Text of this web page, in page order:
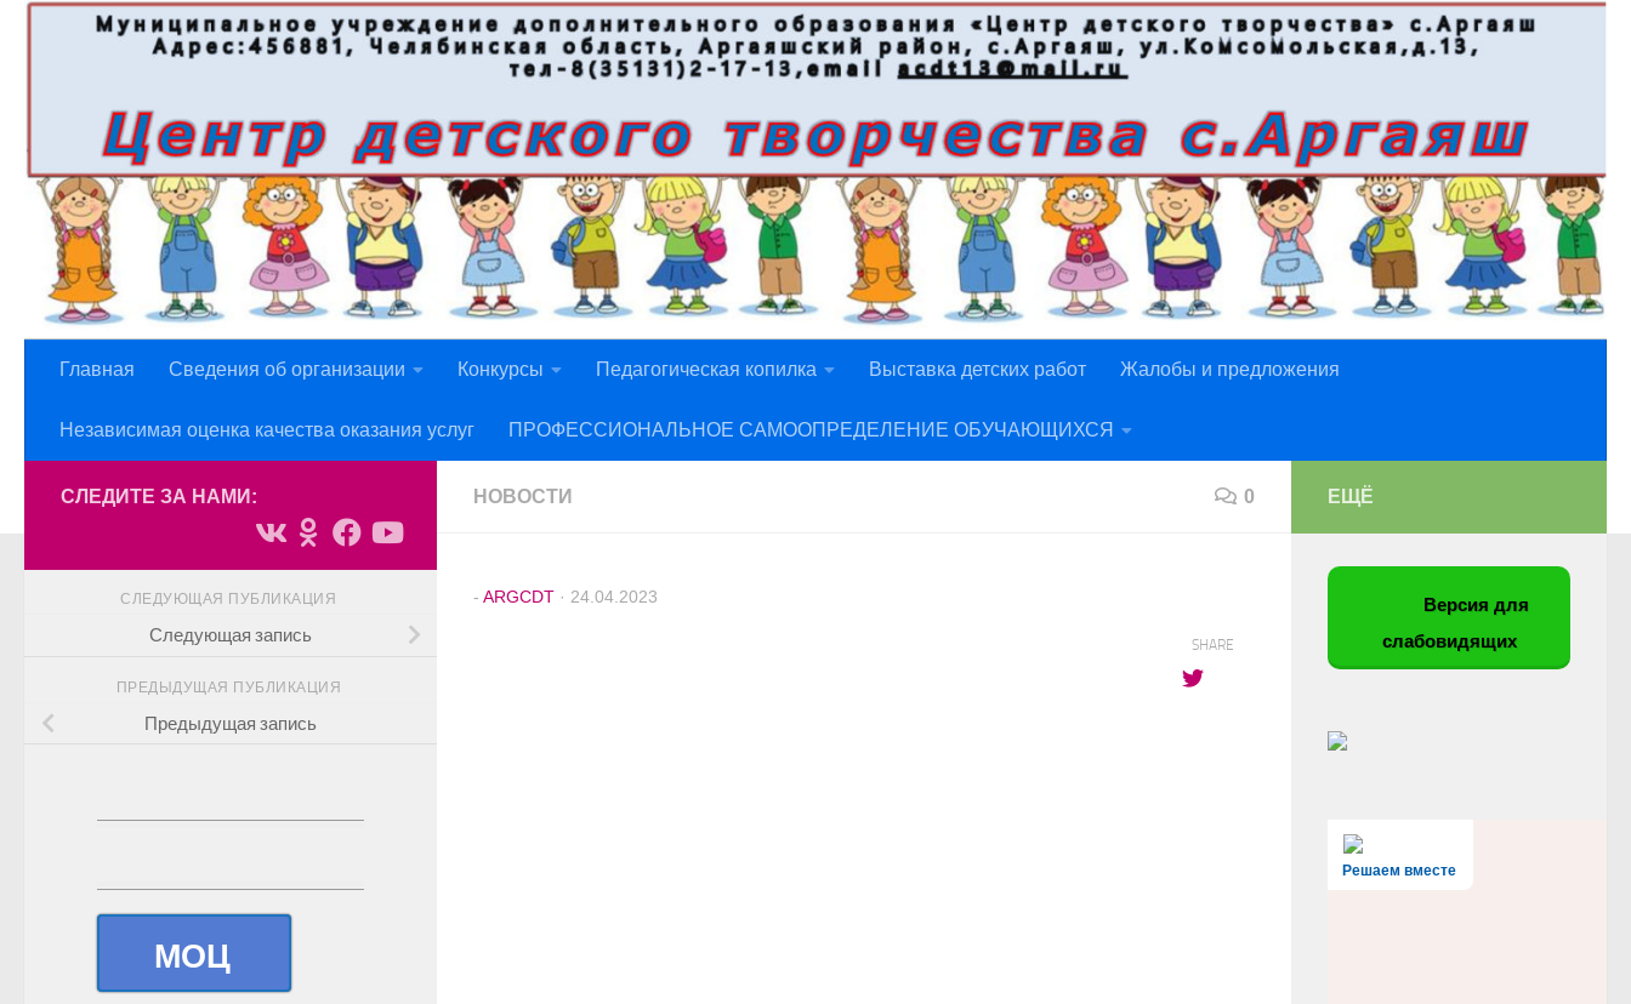
Перейти к содержимому
Главная Сведения об организации Конкурсы Педагогическая копилка Выставка детских работ Жалобы и предложения
Независимая оценка качества оказания услуг ПРОФЕССИОНАЛЬНОЕ САМООПРЕДЕЛЕНИЕ ОБУЧАЮЩИХСЯ
НОВОСТИ 0
- ARGCDT · 24.04.2023
SHARE
СЛЕДИТЕ ЗА НАМИ:
СЛЕДУЮЩАЯ ПУБЛИКАЦИЯ
Следующая запись
ПРЕДЫДУЩАЯ ПУБЛИКАЦИЯ
Предыдущая запись
МОЦ
ЕЩЁ
Версия для
слабовидящих
Решаем вместе